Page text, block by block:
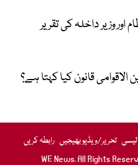
اور وزیر داخلہ کی تقریر
الاقوامی قانون کیا کہتا ہے؟
تحریر/ویڈیو بھیجیں رابطہ کریں